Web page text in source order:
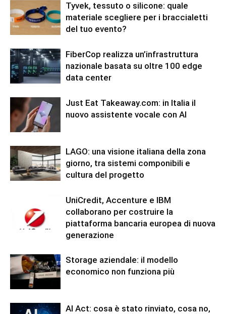
Tyvek, tessuto o silicone: quale
materiale scegliere per i braccialetti
del tuo evento?
FiberCop realizza un’infrastruttura
nazionale basata su oltre 100 edge
data center
Just Eat Takeaway.com: in Italia il
nuovo assistente vocale con AI
LAGO: una visione italiana della zona
giorno, tra sistemi componibili e
cultura del progetto
UniCredit, Accenture e IBM
collaborano per costruire la
piattaforma bancaria europea di nuova
generazione
Storage aziendale: il modello
economico non funziona più
AI Act: cosa è stato rinviato, cosa no,